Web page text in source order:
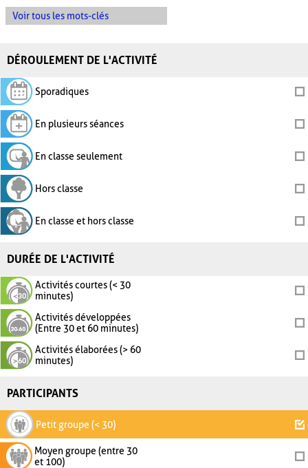
Voir tous les mots-clés
DÉROULEMENT DE L'ACTIVITÉ
Sporadiques
En plusieurs séances
En classe seulement
Hors classe
En classe et hors classe
DURÉE DE L'ACTIVITÉ
Activités courtes (< 30
minutes)
Activités développées
(Entre 30 et 60 minutes)
Activités élaborées (> 60
minutes)
PARTICIPANTS
Petit groupe (< 30)
Moyen groupe (entre 30
et 100)